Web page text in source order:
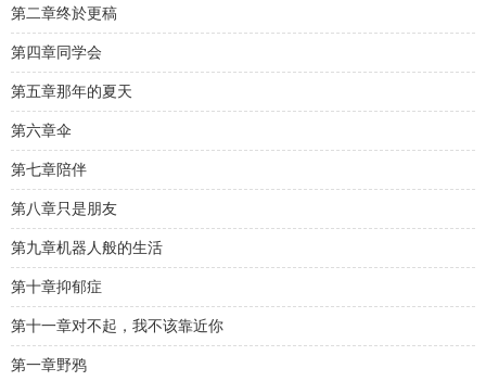
第二章终於更稿
第四章同学会
第五章那年的夏天
第六章伞
第七章陪伴
第八章只是朋友
第九章机器人般的生活
第十章抑郁症
第十一章对不起，我不该靠近你
第一章野鸦